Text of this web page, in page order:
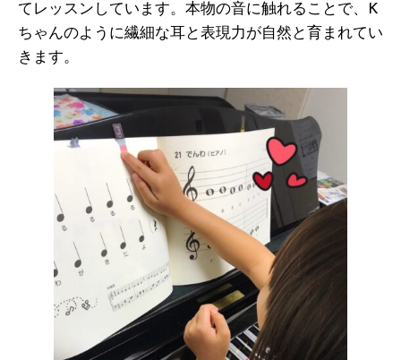
てレッスンしています。本物の音に触れることで、K
ちゃんのように繊細な耳と表現力が自然と育まれてい
きます。